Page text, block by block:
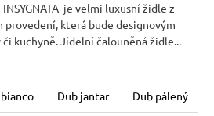
je velmi luxusní židle z
provedení, která bude designovým
kuchyně. Jídelní čalouněná židle...
Dub jantar Dub pálený